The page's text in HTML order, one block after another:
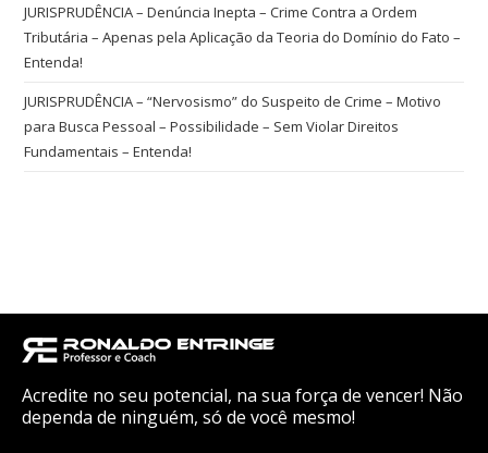
JURISPRUDÊNCIA – Denúncia Inepta – Crime Contra a Ordem
Tributária – Apenas pela Aplicação da Teoria do Domínio do Fato –
Entenda!
JURISPRUDÊNCIA – “Nervosismo” do Suspeito de Crime – Motivo
para Busca Pessoal – Possibilidade – Sem Violar Direitos
Fundamentais – Entenda!
Acredite no seu potencial, na sua força de vencer! Não
dependa de ninguém, só de você mesmo!